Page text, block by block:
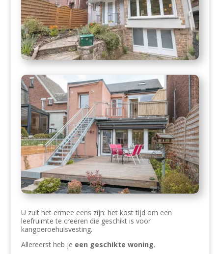
U zult het ermee eens zijn: het kost tijd om een ​​
leefruimte te creëren die geschikt is voor
kangoeroehuisvesting.
Allereerst heb je een geschikte woning.